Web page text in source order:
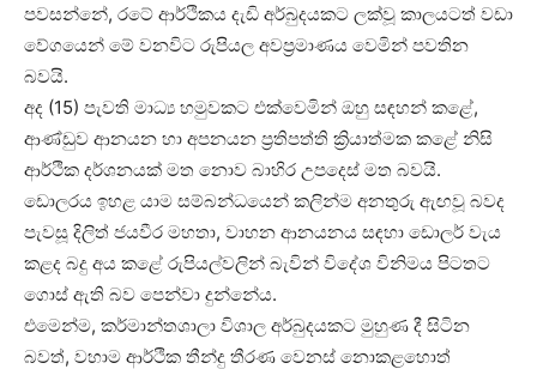
පවසන්නේ, රටේ ආර්ථිකය දැඩි අර්බුදයකට ලක්වූ කාලයටත් වඩා
වේගයෙන් මේ වනවිට රුපියල අවප්‍රමාණය වෙමින් පවතින
බවයි.
අද (15) පැවති මාධ්‍ය හමුවකට එක්වෙමින් ඔහු සඳහන් කළේ,
ආණ්ඩුව ආනයන හා අපනයන ප්‍රතිපත්ති ක්‍රියාත්මක කළේ නිසි
ආර්ථික දර්ශනයක් මත නොව බාහිර උපදෙස් මත බවයි.
ඩොලරය ඉහළ යාම සම්බන්ධයෙන් කලින්ම අනතුරු ඇඟවූ බවද
පැවසූ දිලිත් ජයවීර මහතා, වාහන ආනයනය සඳහා ඩොලර් වැය
කළද බදු අය කළේ රුපියල්වලින් බැවින් විදේශ විනිමය පිටතට
ගොස් ඇති බව පෙන්වා දුන්නේය.
එමෙන්ම, කර්මාන්තශාලා විශාල අර්බුදයකට මුහුණ දී සිටින
බවත්, වහාම ආර්ථික තීන්දු තීරණ වෙනස් නොකළහොත්